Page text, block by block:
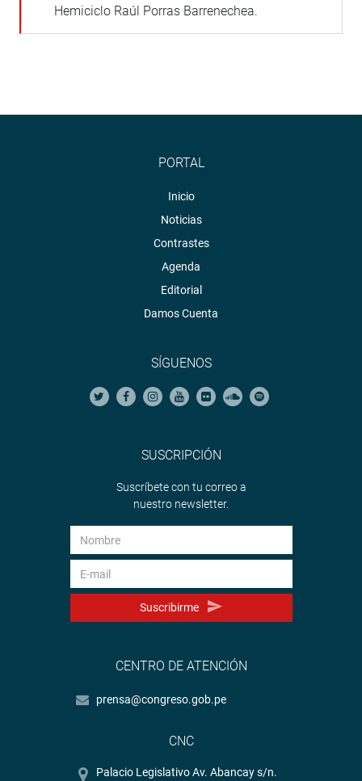
Hemiciclo Raúl Porras Barrenechea.
PORTAL
Inicio
Noticias
Contrastes
Agenda
Editorial
Damos Cuenta
SÍGUENOS
SUSCRIPCIÓN
Suscríbete con tu correo a
nuestro newsletter.
Suscribirme
CENTRO DE ATENCIÓN
prensa@congreso.gob.pe
CNC
Palacio Legislativo Av. Abancay s/n.